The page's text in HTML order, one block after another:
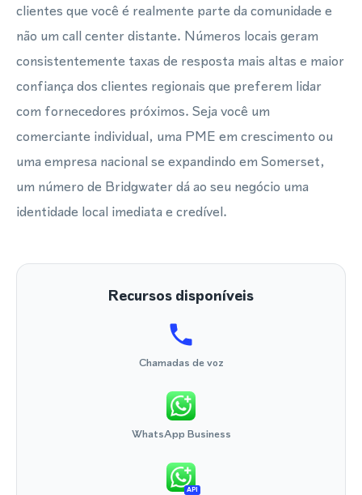
clientes que você é realmente parte da comunidade e
não um call center distante. Números locais geram
consistentemente taxas de resposta mais altas e maior
confiança dos clientes regionais que preferem lidar
com fornecedores próximos. Seja você um
comerciante individual, uma PME em crescimento ou
uma empresa nacional se expandindo em Somerset,
um número de Bridgwater dá ao seu negócio uma
identidade local imediata e credível.
Recursos disponíveis
Chamadas de voz
WhatsApp Business
API